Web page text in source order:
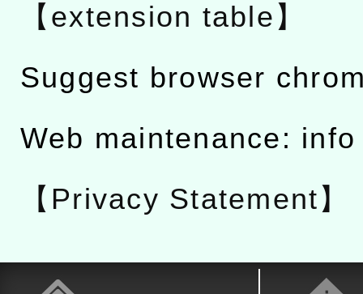
【extension table】
Suggest browser
Web maintenance:
【Privacy Statement】